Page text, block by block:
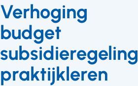
Verhoging
budget
subsidieregeling
praktijkleren